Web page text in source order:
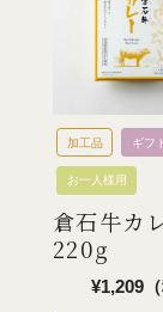
加工品 ギフ
お一人様用
倉石牛カ
220g
¥1,209（